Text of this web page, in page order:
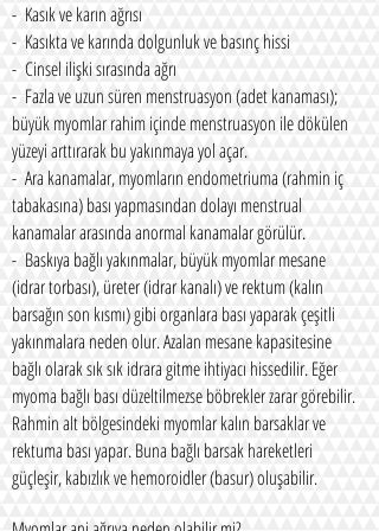
- Kasık ve karın ağrısı
- Kasıkta ve karında dolgunluk ve basınç hissi
- Cinsel ilişki sırasında ağrı
- Fazla ve uzun süren menstruasyon (adet kanaması);
büyük myomlar rahim içinde menstruasyon ile dökülen
yüzeyi arttırarak bu yakınmaya yol açar.
- Ara kanamalar, myomların endometriuma (rahmin iç
tabakasına) bası yapmasından dolayı menstrual
kanamalar arasında anormal kanamalar görülür.
- Baskıya bağlı yakınmalar, büyük myomlar mesane
(idrar torbası), üreter (idrar kanalı) ve rektum (kalın
barsağın son kısmı) gibi organlara bası yaparak çeşitli
yakınmalara neden olur. Azalan mesane kapasitesine
bağlı olarak sık sık idrara gitme ihtiyacı hissedilir. Eğer
myoma bağlı bası düzeltilmezse böbrekler zarar görebilir.
Rahmin alt bölgesindeki myomlar kalın barsaklar ve
rektuma bası yapar. Buna bağlı barsak hareketleri
güçleşir, kabızlık ve hemoroidler (basur) oluşabilir.